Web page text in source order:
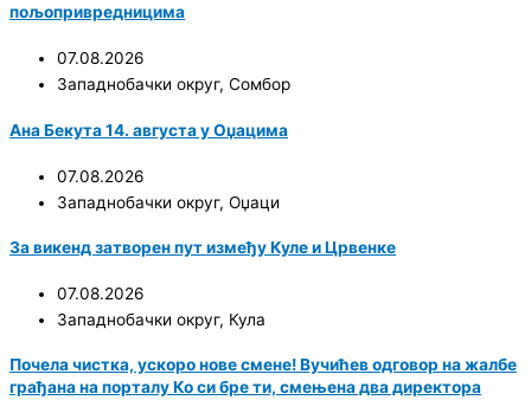
пољопривредницима
07.08.2026
Западнобачки округ, Сомбор
Ана Бекута 14. августа у Оџацима
07.08.2026
Западнобачки округ, Оџаци
За викенд затворен пут између Куле и Црвенке
07.08.2026
Западнобачки округ, Кула
Почела чистка, ускоро нове смене! Вучићев одговор на жалбе
грађана на порталу Ко си бре ти, смењена два директора